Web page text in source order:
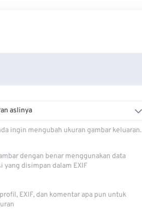
aslinya
ingin mengubah ukuran gambar keluaran.
dengan benar menggunakan data
yang disimpan dalam EXIF
EXIF, dan komentar apa pun untuk